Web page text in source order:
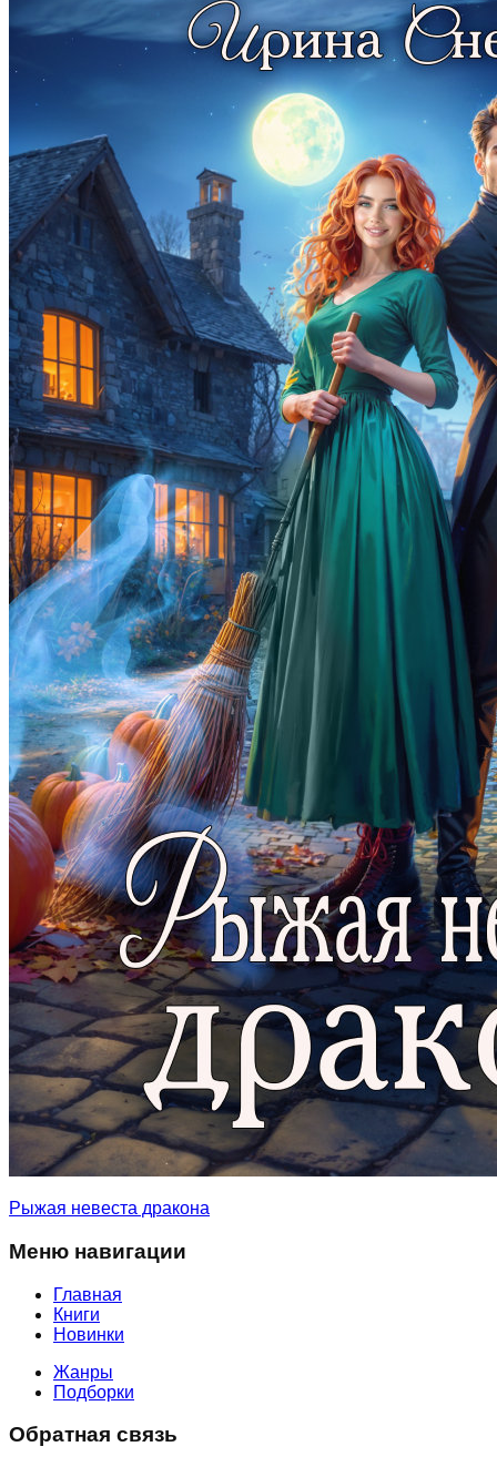
Рыжая невеста дракона
Меню навигации
Главная
Книги
Новинки
Жанры
Подборки
Обратная связь